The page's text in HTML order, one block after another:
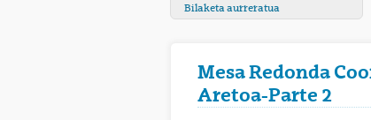
Bilaketa aurreratua
Mesa Redonda
Aretoa-Parte 2